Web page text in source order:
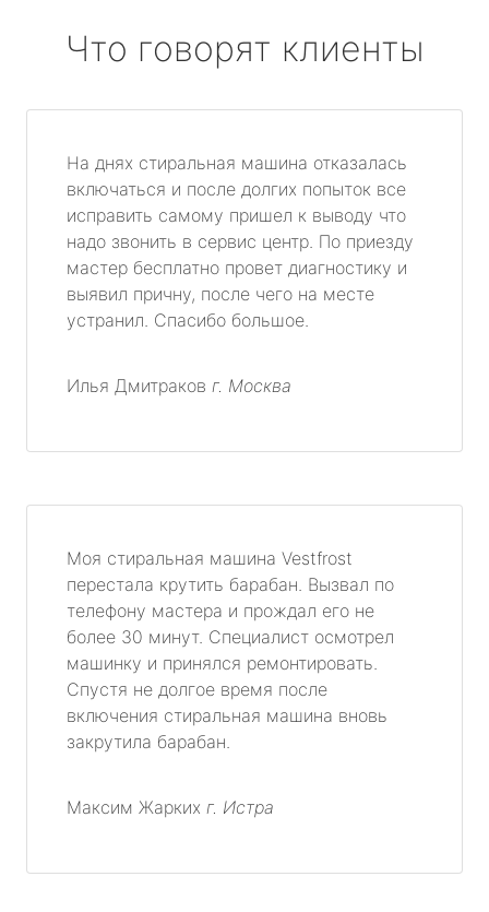
Что говорят клиенты
На днях стиральная машина отказалась
включаться и после долгих попыток все
исправить самому пришел к выводу что
надо звонить в сервис центр. По приезду
мастер бесплатно провет диагностику и
выявил причну, после чего на месте
устранил. Спасибо большое.
Илья Дмитраков г. Москва
Моя стиральная машина Vestfrost
перестала крутить барабан. Вызвал по
телефону мастера и прождал его не
более 30 минут. Специалист осмотрел
машинку и принялся ремонтировать.
Спустя не долгое время после
включения стиральная машина вновь
закрутила барабан.
Максим Жарких г. Истра